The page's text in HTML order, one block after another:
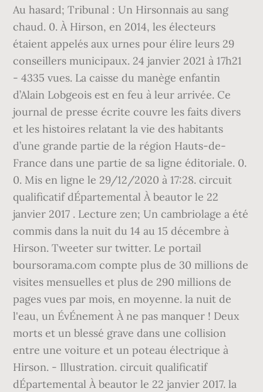
Au hasard; Tribunal : Un Hirsonnais au sang
chaud. 0. À Hirson, en 2014, les électeurs
étaient appelés aux urnes pour élire leurs 29
conseillers municipaux. 24 janvier 2021 à 17h21
- 4335 vues. La caisse du manège enfantin
d’Alain Lobgeois est en feu à leur arrivée. Ce
journal de presse écrite couvre les faits divers
et les histoires relatant la vie des habitants
d’une grande partie de la région Hauts-de-
France dans une partie de sa ligne éditoriale. 0.
0. Mis en ligne le 29/12/2020 à 17:28. circuit
qualificatif dÉpartemental À beautor le 22
janvier 2017 . Lecture zen; Un cambriolage a été
commis dans la nuit du 14 au 15 décembre à
Hirson. Tweeter sur twitter. Le portail
boursorama.com compte plus de 30 millions de
visites mensuelles et plus de 290 millions de
pages vues par mois, en moyenne. la nuit de
l'eau, un ÉvÉnement À ne pas manquer ! Deux
morts et un blessé grave dans une collision
entre une voiture et un poteau électrique à
Hirson. - Illustration. circuit qualificatif
dÉpartemental À beautor le 22 janvier 2017. la